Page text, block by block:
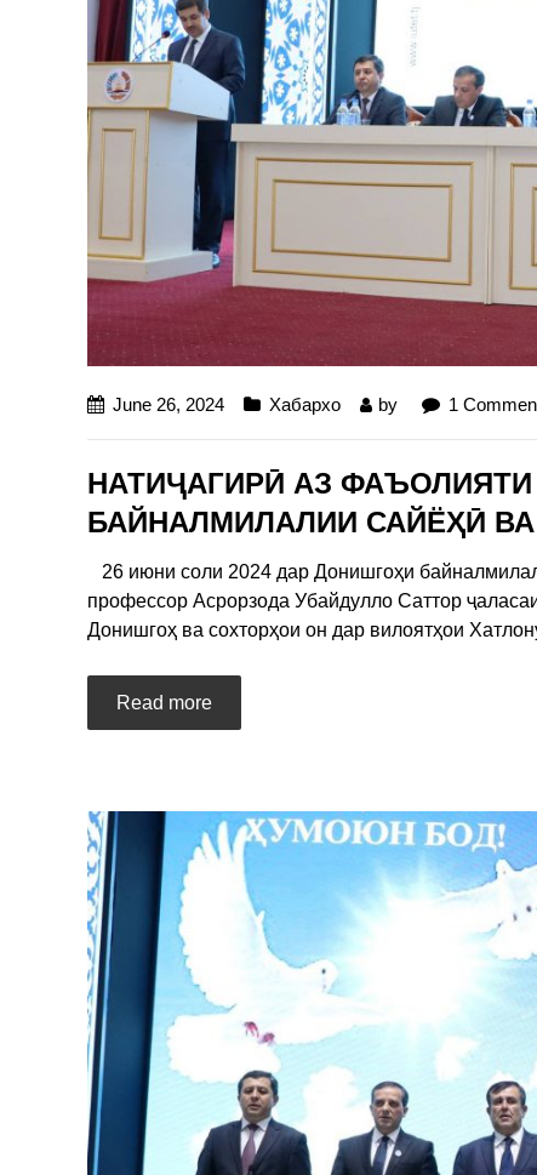
June 26, 2024 Хабархо by 1
НАТИҶАГИРӢ АЗ
БАЙНАЛМИЛАЛИИ САЙЁҲӢ
26 июни соли 2024 дар Донишгоҳи
профессор Асрорзода Убайдулло Саттор
Донишгоҳ ва сохторҳои он дар вилоятҳои
Read more